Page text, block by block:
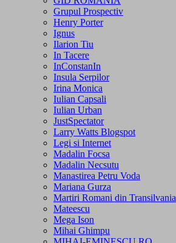
Grupul Prospectiv
Henry Porter
Ignus
Ilarion Tiu
In Tacere
InConstanIn
Insula Serpilor
Irina Monica
Iulian Capsali
Iulian Urban
JustSpectator
Larry Watts Blogspot
Legi si Internet
Madalin Focsa
Madalin Necsutu
Manastirea Petru Voda
Mariana Gurza
Martiri Romani din Transilvania
Mateescu
Mega Ison
Mihai Ghimpu